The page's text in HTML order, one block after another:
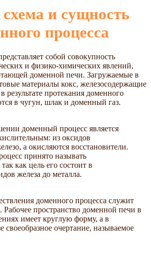
процесса
собой совокупность
и физико-химических явлений,
доменной печи. Загружаемые в
материалы кокс, железосодержащие
протекания доменного
в чугун, шлак и доменный газ.
доменный процесс является
из оксидов
а окисляются восстановители.
принято называть
как цель его состоит в
железа до металла.
доменного процесса служит
Рабочее пространство доменной печи в
имеет круглую форму, а в
своеобразное очертание, называемое